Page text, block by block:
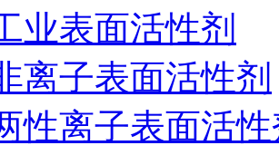
业表面活性剂
离子表面活性剂
性离子表面活